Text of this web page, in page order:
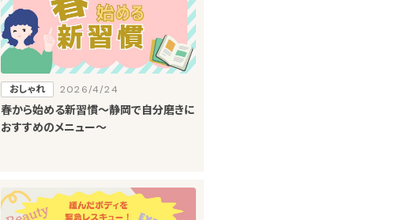
おしゃれ 2026/4/24
春から始める新習慣～静岡で自分磨きに
おすすめのメニュー～